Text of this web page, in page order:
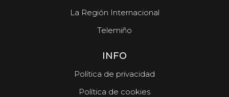
La Región Internacional
Telemiño
INFO
Política de privacidad
Política de cookies